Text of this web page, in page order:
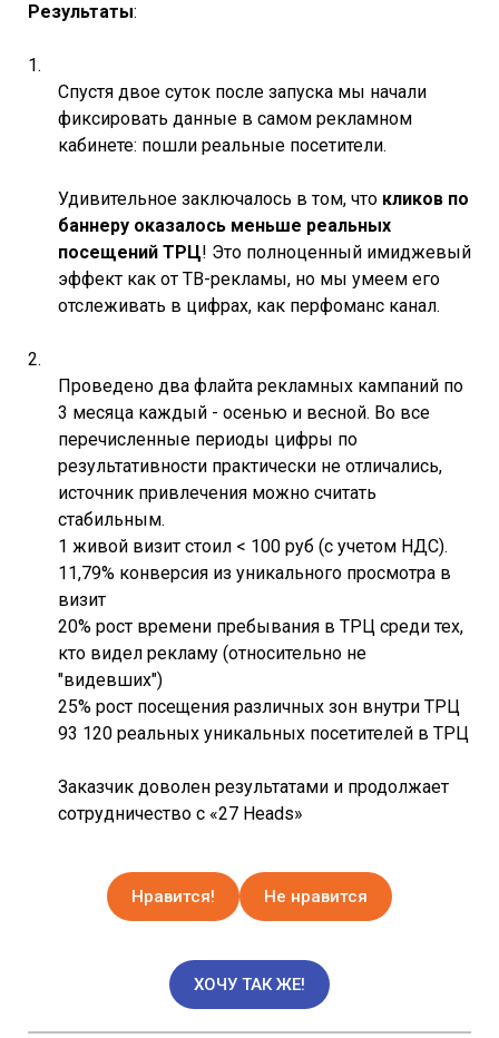
Результаты:
Спустя двое суток после запуска мы начали
фиксировать данные в самом рекламном
кабинете: пошли реальные посетители.
Удивительное заключалось в том, что кликов по
баннеру оказалось меньше реальных
посещений ТРЦ! Это полноценный имиджевый
эффект как от ТВ-рекламы, но мы умеем его
отслеживать в цифрах, как перфоманс канал.
Проведено два флайта рекламных кампаний по
3 месяца каждый - осенью и весной. Во все
перечисленные периоды цифры по
результативности практически не отличались,
источник привлечения можно считать
стабильным.
1 живой визит стоил < 100 руб (с учетом НДС).
11,79% конверсия из уникального просмотра в
визит
20% рост времени пребывания в ТРЦ среди тех,
кто видел рекламу (относительно не
"видевших")
25% рост посещения различных зон внутри ТРЦ
93 120 реальных уникальных посетителей в ТРЦ
Заказчик доволен результатами и продолжает
сотрудничество с «27 Heads»
Нравится! Не нравится
ХОЧУ ТАК ЖЕ!